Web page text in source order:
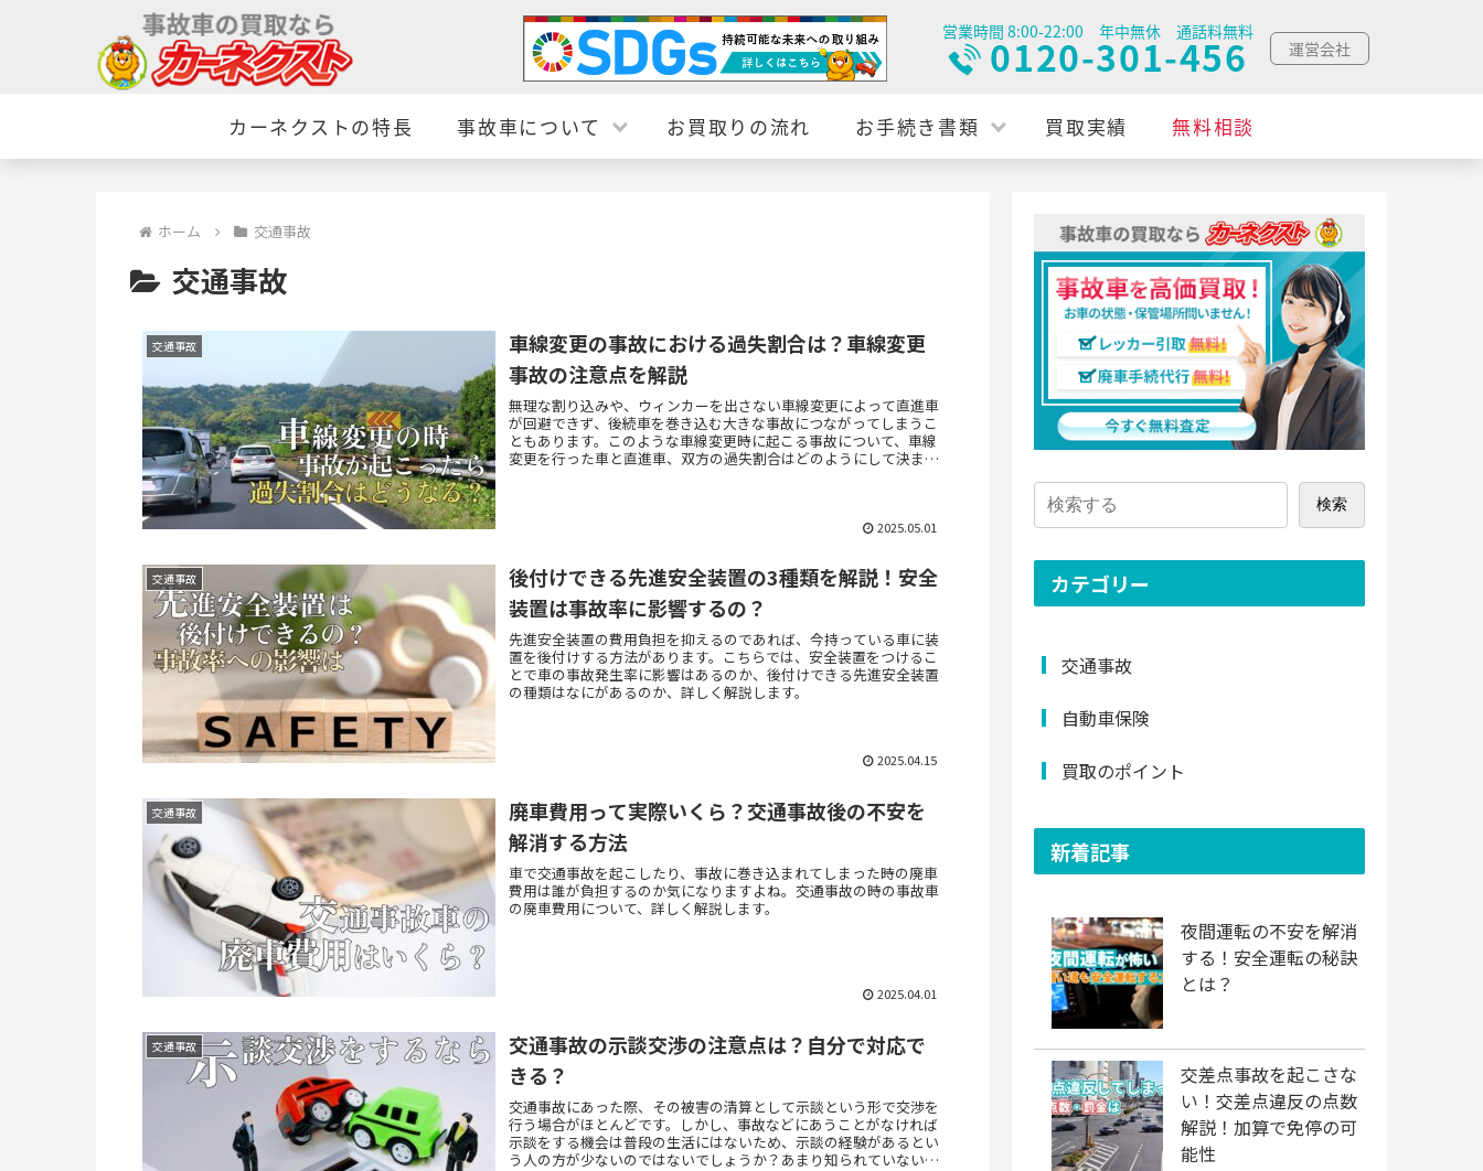
営業時間 8:00-22:00 年中無休 通話料無料
0120-301-456 運営会社
カーネクストの特長 事故車について お買取りの流れ お手続き書類 買取実績 無料相談
ホーム 交通事故
交通事故
交通事故
車線変更の事故における過失割合は？車線変更
事故の注意点を解説
無理な割り込みや、ウィンカーを出さない車線変更によって直進車
が回避できず、後続車を巻き込む大きな事故につながってしまうこ
ともあります。このような車線変更時に起こる事故について、車線
変更を行った車と直進車、双方の過失割合はどのようにして決まる
2025.05.01
交通事故
後付けできる先進安全装置の3種類を解説！安全
装置は事故率に影響するの？
先進安全装置の費用負担を抑えるのであれば、今持っている車に装
置を後付けする方法があります。こちらでは、安全装置をつけるこ
とで車の事故発生率に影響はあるのか、後付けできる先進安全装置
の種類はなにがあるのか、詳しく解説します。
2025.04.15
交通事故
廃車費用って実際いくら？交通事故後の不安を
解消する方法
車で交通事故を起こしたり、事故に巻き込まれてしまった時の廃車
費用は誰が負担するのか気になりますよね。交通事故の時の事故車
の廃車費用について、詳しく解説します。
2025.04.01
交通事故
交通事故の示談交渉の注意点は？自分で対応で
きる？
交通事故にあった際、その被害の清算として示談という形で交渉を
行う場合がほとんどです。しかし、事故などにあうことがなければ
示談をする機会は普段の生活にはないため、示談の経験があるとい
う人の方が少ないのではないでしょうか？あまり知られていない交
検索
カテゴリー
交通事故
自動車保険
買取のポイント
新着記事
夜間運転の不安を解消
する！安全運転の秘訣
とは？
交差点事故を起こさな
い！交差点違反の点数
解説！加算で免停の可
能性